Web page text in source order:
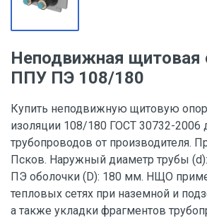
Неподвижная
ППУ ПЭ 108/180
Купить неподвижную щитовую
изоляции 108/180 ГОСТ 30732-2006
трубопроводов от производителя.
Псков. Наружный диаметр трубы
ПЭ оболочки (D): 180 мм. НЩО
тепловых сетях при наземной и
а также укладки фрагментов